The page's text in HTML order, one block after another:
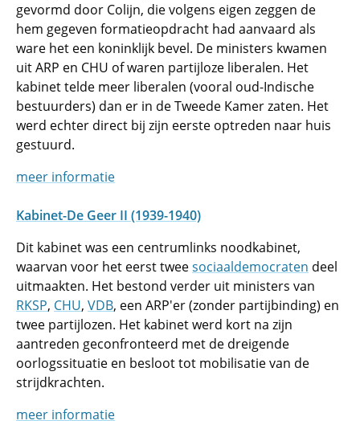
gevormd door Colijn, die volgens eigen zeggen de
hem gegeven formatieopdracht had aanvaard als
ware het een koninklijk bevel. De ministers kwamen
uit ARP en CHU of waren partijloze liberalen. Het
kabinet telde meer liberalen (vooral oud-Indische
bestuurders) dan er in de Tweede Kamer zaten. Het
werd echter direct bij zijn eerste optreden naar huis
gestuurd.
meer informatie
Kabinet-De Geer II (1939-1940)
Dit kabinet was een centrumlinks noodkabinet,
waarvan voor het eerst tweesociaaldemocraten deel
uitmaakten. Het bestond verder uit ministers van
RKSP, CHU, VDB, een ARP'er (zonder partijbinding) en
twee partijlozen. Het kabinet werd kort na zijn
aantreden geconfronteerd met de dreigende
oorlogssituatie en besloot tot mobilisatie van de
strijdkrachten.
meer informatie